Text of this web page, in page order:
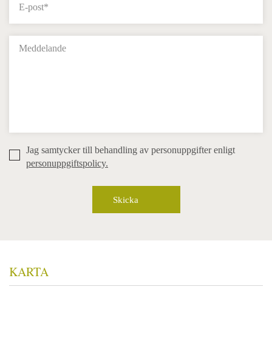
Jag samtycker till behandling av personuppgifter enligt
personuppgiftspolicy.
KARTA